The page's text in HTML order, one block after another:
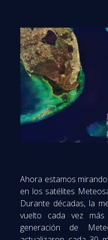
Ahora estamos
en los satélites
Durante décadas, la
vuelto cada vez más
generación de